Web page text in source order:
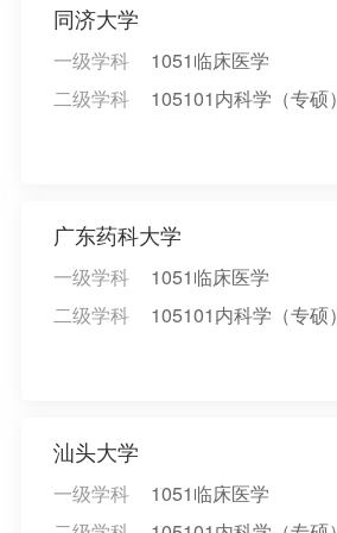
同济大学
一级学科
1051临床医学
二级学科
105101内科学（专硕）
广东药科大学
一级学科
1051临床医学
二级学科
105101内科学（专硕）
汕头大学
一级学科
1051临床医学